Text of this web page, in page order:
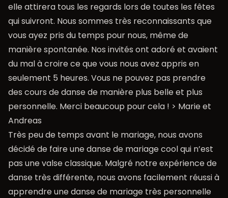
elle attirera tous les regards lors de toutes les fêtes
qui suivront. Nous sommes très reconnaissants que
vous ayez pris du temps pour nous, même de
manière spontanée. Nos invités ont adoré et avaient
du mal à croire ce que vous nous avez appris en
seulement 5 heures. Vous ne pouvez pas prendre
des cours de danse de manière plus belle et plus
personnelle. Merci beaucoup pour cela ! > Marie et
Andreas
Très peu de temps avant le mariage, nous avons
décidé de faire une danse de mariage cool qui n’est
pas une valse classique. Malgré notre expérience de
danse très différente, nous avons facilement réussi à
apprendre une danse de mariage très personnelle